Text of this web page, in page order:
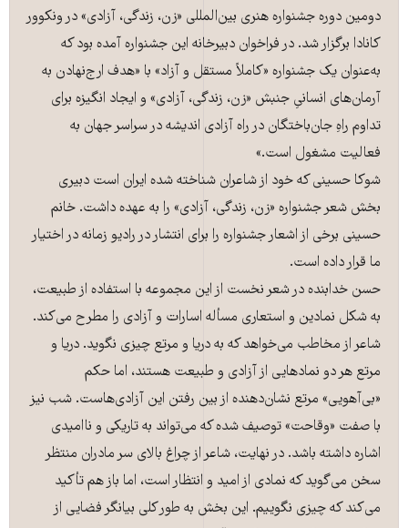
دومین دوره جشنواره هنری بین‌المللی «زن، زندگی، آزادی» در ونکوور
کانادا برگزار شد. در فراخوان دبیرخانه این جشنواره آمده بود که
به‌عنوان یک جشنواره «کاملاً مستقل و آزاد» با «هدف ارج‌نهادن به
آرمان‌های انسانیِ جنبش «زن، زندگی، آزادی» و ایجاد انگیزه برای
تداوم راهِ جان‌باختگان در راه آزادی اندیشه در سراسر جهان به
فعالیت مشغول است.»
شوکا حسینی که خود از شاعران شناخته شده ایران است دبیری
بخش شعر ‌جشنواره‌ «زن، زندگی، آزادی» را به عهده داشت. خانم
حسینی برخی از اشعار جشنواره را برای انتشار در رادیو زمانه در اختیار
ما قرار داده است.
حسن خدابنده در شعر نخست از این مجموعه با استفاده از طبیعت،
به شکل نمادین و استعاری مسأله اسارات و آزادی را مطرح می‌کند.
شاعر از مخاطب می‌خواهد که به دریا و مرتع چیزی نگوید. دریا و
مرتع هر دو نمادهایی از آزادی و طبیعت هستند، اما حکم
«بی‌آهویی» مرتع نشان‌دهنده از بین رفتن این آزادی‌هاست. شب نیز
با صفت «وقاحت» توصیف شده که می‌تواند به تاریکی و ناامیدی
اشاره داشته باشد. در نهایت، شاعر از چراغ بالای سر مادران منتظر
سخن می‌گوید که نمادی از امید و انتظار است، اما باز هم تأکید
می‌کند که چیزی نگوییم. این بخش به طور کلی بیانگر فضایی از